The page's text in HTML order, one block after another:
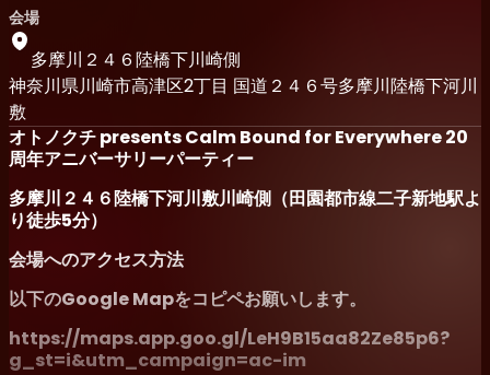
会場
多摩川２４６陸橋下川崎側
神奈川県川崎市高津区2丁目 国道２４６号多摩川陸橋下河川
敷
オトノクチ presents Calm Bound for Everywhere 20
周年アニバーサリーパーティー
多摩川２４６陸橋下河川敷川崎側（田園都市線二子新地駅よ
り徒歩5分）
会場へのアクセス方法
以下のGoogle Mapをコピペお願いします。
https://maps.app.goo.gl/LeH9B15aa82Ze85p6?
g_st=i&utm_campaign=ac-im